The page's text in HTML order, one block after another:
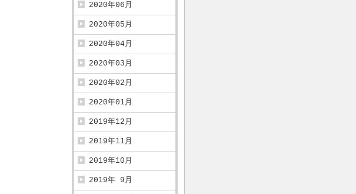
2020年06月
2020年05月
2020年04月
2020年03月
2020年02月
2020年01月
2019年12月
2019年11月
2019年10月
2019年 9月